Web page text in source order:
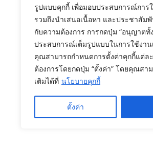
รูปแบบคุกกี้ เพื่อมอบประสบการณ์กา
รวมถึงนำเสนอเนื้อหา และประชาสัม
กับความต้องการ การกดปุ่ม “อนุญาต
ประสบการณ์เต็มรูปแบบในการใช้งา
คุณสามารถกำหนดการตั้งค่าคุกกี้แต่ล
ต้องการโดยกดปุ่ม “ตั้งค่า” โดยคุณสา
เติมได้ที่ นโยบายคุกกี้
ตั้งค่า